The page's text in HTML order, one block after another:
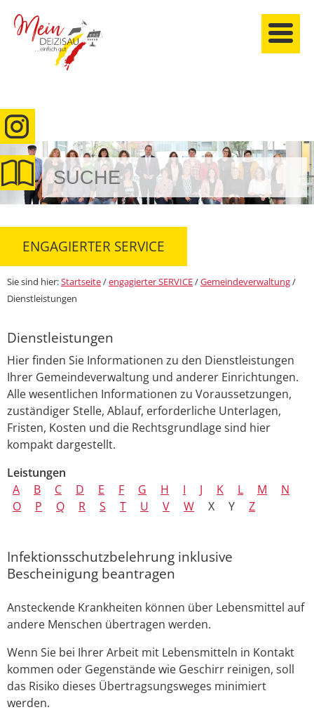
anmelden
ENGAGIERTER SERVICE
Sie sind hier:Startseite/engagierter SERVICE/Gemeindeverwaltung/
Dienstleistungen
Dienstleistungen
Hier finden Sie Informationen zu den Dienstleistungen
Ihrer Gemeindeverwaltung und anderer Einrichtungen.
Alle wesentlichen Informationen zu Voraussetzungen,
zuständiger Stelle, Ablauf, erforderliche Unterlagen,
Fristen, Kosten und die Rechtsgrundlage sind hier
kompakt dargestellt.
Leistungen
A
B C D E F G H I J K L M
N
O
P Q R S T U V W X Y Z
Infektionsschutzbelehrung inklusive
Bescheinigung beantragen
Ansteckende Krankheiten können über Lebensmittel auf
andere Menschen übertragen werden.
Wenn Sie bei Ihrer Arbeit mit Lebensmitteln in Kontakt
kommen oder Gegenstände wie Geschirr reinigen, soll
das Risiko dieses Übertragsungsweges minimiert
werden.